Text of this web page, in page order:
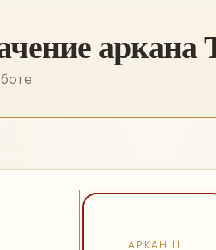
аркана
АРКАН II